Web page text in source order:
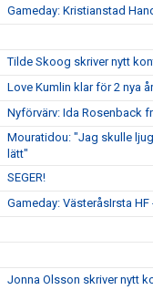
Gameday: Kristianstad
Tilde Skoog skriver nytt
Love Kumlin klar för 2 nya
Nyförvärv: Ida Rosenback
Mouratidou: "Jag skulle
lätt"
SEGER!
Gameday: VästeråsIrsta HF
Jonna Olsson skriver nytt